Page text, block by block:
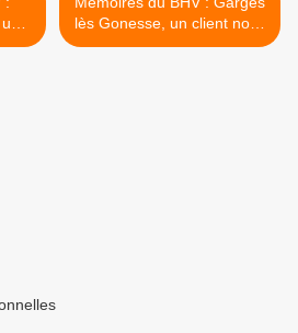
4
lès Gonesse, un client nous
raconte....3/4 >